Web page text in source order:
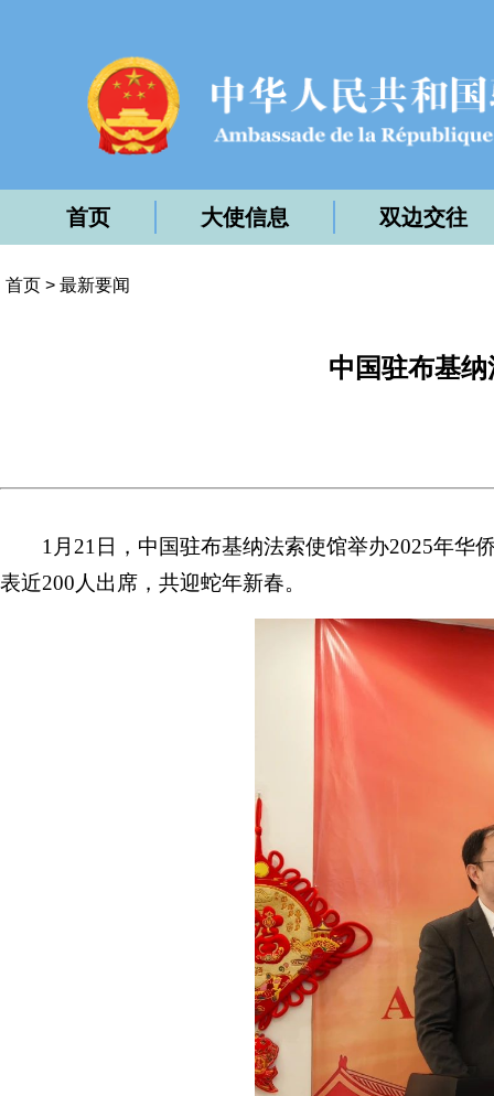
首页 大使信息 双边交往
首页 > 最新要闻
中国驻布基
1月21日，中国驻布基纳法索使馆举办2025年华
表近200人出席，共迎蛇年新春。